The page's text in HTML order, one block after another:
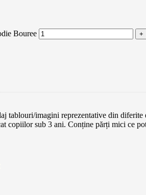
Bouree
tablouri/imagini reprezentative din
sub 3 ani. Conține părți mici ce